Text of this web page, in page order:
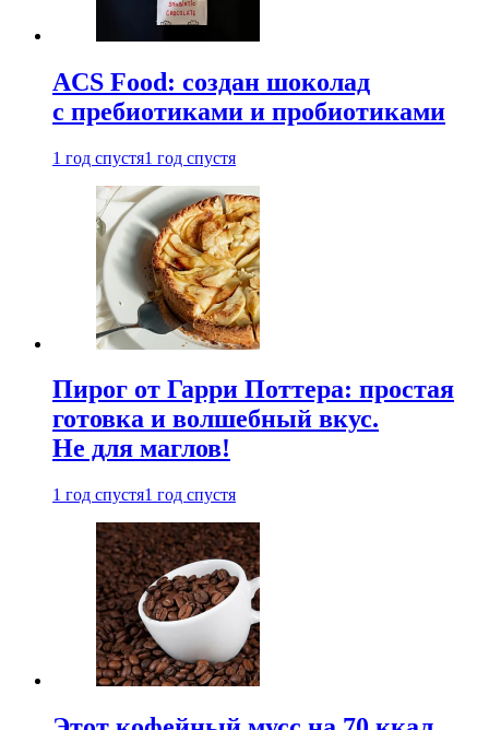
ACS Food: создан шоколад
с пребиотиками и пробиотиками
1 год спустя1 год спустя
Пирог от Гарри Поттера: простая
готовка и волшебный вкус.
Не для маглов!
1 год спустя1 год спустя